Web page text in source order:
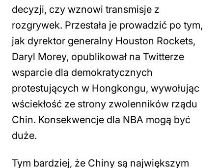
decyzji, czy wznowi transmisje z
rozgrywek. Przestała je prowadzić po tym,
jak dyrektor generalny Houston Rockets,
Daryl Morey, opublikował na Twitterze
wsparcie dla demokratycznych
protestujących w Hongkongu, wywołując
wściekłość ze strony zwolenników rządu
Chin. Konsekwencje dla NBA mogą być
duże.
Tym bardziej, że Chiny są największym